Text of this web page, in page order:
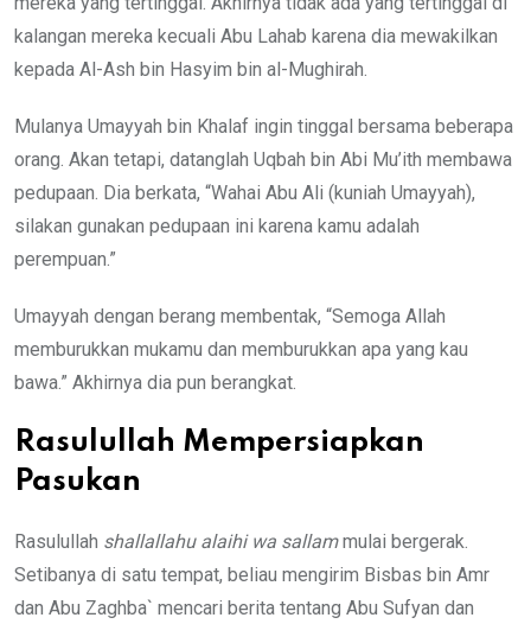
kalangan mereka kecuali Abu Lahab karena dia mewakilkan
kepada Al-Ash bin Hasyim bin al-Mughirah.
Mulanya Umayyah bin Khalaf ingin tinggal bersama beberapa
orang. Akan tetapi, datanglah Uqbah bin Abi Mu’ith membawa
pedupaan. Dia berkata, “Wahai Abu Ali (kuniah Umayyah),
silakan gunakan pedupaan ini karena kamu adalah
perempuan.”
Umayyah dengan berang membentak, “Semoga Allah
memburukkan mukamu dan memburukkan apa yang kau
bawa.” Akhirnya dia pun berangkat.
Rasulullah Mempersiapkan
Pasukan
Rasulullah shallallahu alaihi wa sallammulai bergerak.
Setibanya di satu tempat, beliau mengirim Bisbas bin Amr
dan Abu Zaghba` mencari berita tentang Abu Sufyan dan